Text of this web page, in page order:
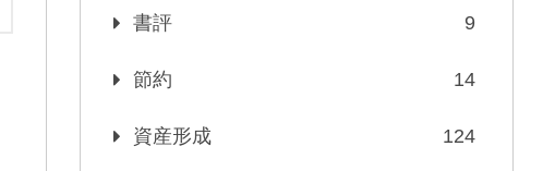
書評 9
節約 14
資産形成 124